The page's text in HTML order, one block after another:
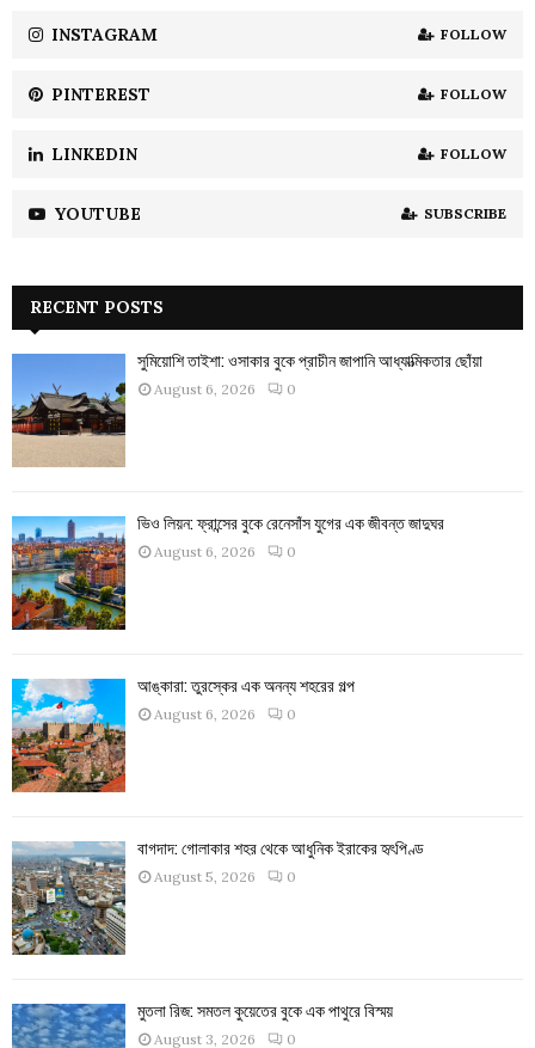
H
INSTAGRAM FOLLOW
PINTEREST FOLLOW
LINKEDIN FOLLOW
YOUTUBE SUBSCRIBE
RECENT POSTS
সুমিয়োশি তাইশা: ওসাকার বুকে প্রাচীন জাপানি আধ্যাত্মিকতার ছোঁয়া
August 6, 2026 0
ভিও লিয়ন: ফ্রান্সের বুকে রেনেসাঁস যুগের এক জীবন্ত জাদুঘর
August 6, 2026 0
আঙ্কারা: তুরস্কের এক অনন্য শহরের গল্প
August 6, 2026 0
বাগদাদ: গোলাকার শহর থেকে আধুনিক ইরাকের হৃৎপিণ্ড
August 5, 2026 0
মুতলা রিজ: সমতল কুয়েতের বুকে এক পাথুরে বিস্ময়
August 3, 2026 0